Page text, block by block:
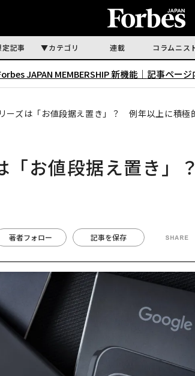
記事 カテゴリ 連載 コラムニス
JAPAN MEMBERSHIP 新機能｜ 記事ペー
ーズは「お値段据え置き」？ 例年以上に積極
「お値段据え置き
著者フォロー 記事を保存